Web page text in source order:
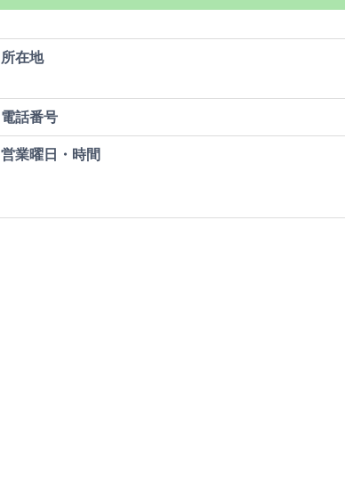
所在地
電話番号
営業曜日・時間